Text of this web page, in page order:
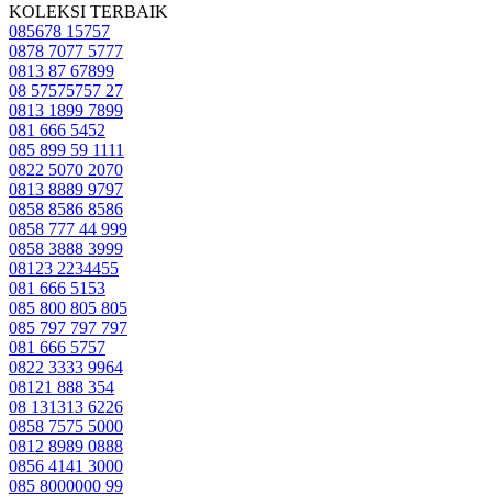
KOLEKSI TERBAIK
085678 15757
0878 7077 5777
0813 87 67899
08 57575757 27
0813 1899 7899
081 666 5452
085 899 59 1111
0822 5070 2070
0813 8889 9797
0858 8586 8586
0858 777 44 999
0858 3888 3999
08123 2234455
081 666 5153
085 800 805 805
085 797 797 797
081 666 5757
0822 3333 9964
08121 888 354
08 131313 6226
0858 7575 5000
0812 8989 0888
0856 4141 3000
085 8000000 99